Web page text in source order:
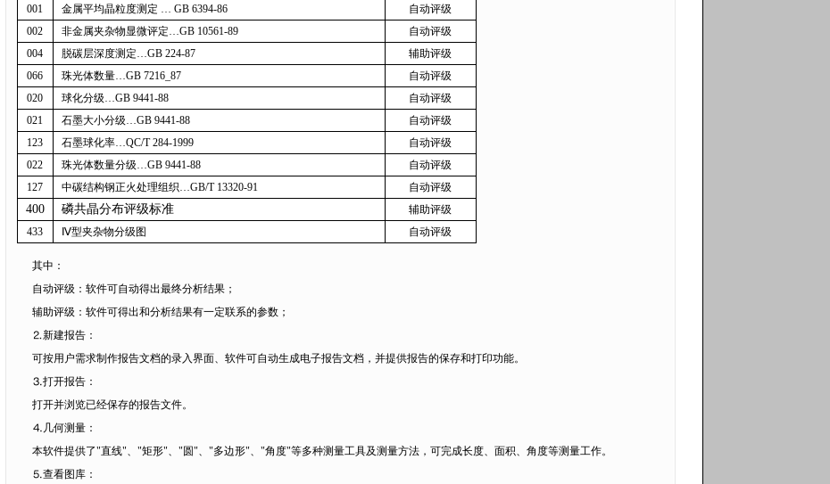
001 金属平均晶粒度测定 … GB 6394-86
自动评级
002
非金属夹杂物显微评定…GB 10561-89
自动评级
004
脱碳层深度测定…GB 224-87
辅助评级
066
珠光体数量…GB 7216_87
自动评级
020
球化分级…GB 9441-88
自动评级
021
石墨大小分级…GB 9441-88
自动评级
123
石墨球化率…QC/T 284-1999
自动评级
022
珠光体数量分级…GB 9441-88
自动评级
127
中碳结构钢正火处理组织…GB/T 13320-91 自动评级
400 磷共晶分布评级标准
辅助评级
433
Ⅳ型夹杂物分级图 自动评级
其中：
自动评级：软件可自动得出最终分析结果；
辅助评级：软件可得出和分析结果有一定联系的参数；
⒉新建报告：
可按用户需求制作报告文档的录入界面、软件可自动生成电子报告文档，并提供报告的保存和打印功能。
⒊打开报告：
打开并浏览已经保存的报告文件。
⒋ 几何测量：
本软件提供了"直线"、 "矩形"、 "圆"、 "多边形"、 "角度"等多种测量工具及测量方法，可完成长度、面积、角度等测量工作。
⒌查看图库：